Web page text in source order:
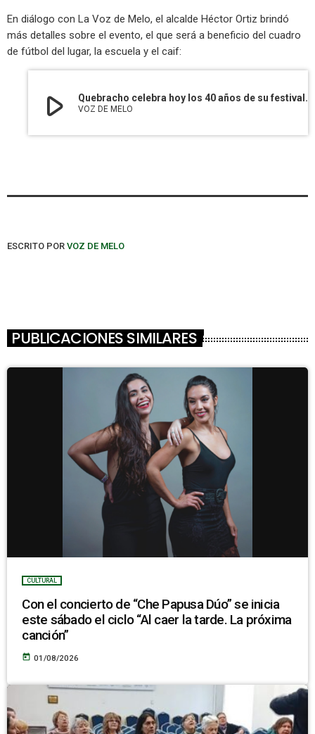
En diálogo con La Voz de Melo, el alcalde Héctor Ortiz brindó
más detalles sobre el evento, el que será a beneficio del cuadro
de fútbol del lugar, la escuela y el caif:
play_arrow Quebracho celebra hoy los 40 años de su festival.
VOZ DE MELO
ESCRITO POR VOZ DE MELO
PUBLICACIONES SIMILARES
CULTURAL
Con el concierto de “Che Papusa Dúo” se inicia
este sábado el ciclo “Al caer la tarde. La próxima
canción”
today 01/08/2026